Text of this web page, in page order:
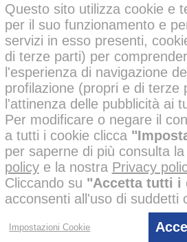
- WhistleBlowing
Parità di Genere
Pagamenti sicuri con carta di credito on-
Alcune immagini di questo sito possono
sfondi o migliorate nelle ambientazioni con
artificiale per finalità creative e illustrative.
Tutti i nostri prodotti presenti nelle foto
stati modificati o alterati; inoltre i prodotti
stati ideati e disegnatiesclusivamente
D’altronde lo dice anche la nostra policy
Questo sito utilizza cookie e
per il suo funzionamento e
servizi in esso presenti,
di terze parti) per
l'esperienza di navigazione
profilazione (propri e di terze
l'attinenza delle pubblicità ai
Per modificare o negare il
a tutti i cookie clicca
per saperne di più consulta
policye la nostra Privacy
Cliccando su "Accetta tutti i
acconsenti all'uso di suddetti